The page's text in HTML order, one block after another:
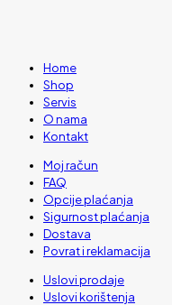
Home
Shop
Servis
O nama
Kontakt
Moj račun
FAQ
Opcije plaćanja
Sigurnost plaćanja
Dostava
Povrat i reklamacija
Uslovi prodaje
Uslovi korištenja